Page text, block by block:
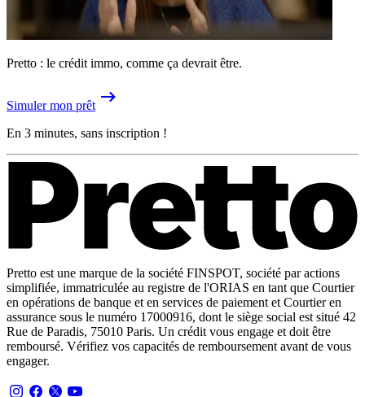
Pretto : le crédit immo, comme ça devrait être.
Simuler mon prêt
En 3 minutes, sans inscription !
Pretto est une marque de la société FINSPOT, société par actions
simplifiée, immatriculée au registre de l'ORIAS en tant que Courtier
en opérations de banque et en services de paiement et Courtier en
assurance sous le numéro 17000916, dont le siège social est situé 42
Rue de Paradis, 75010 Paris. Un crédit vous engage et doit être
remboursé. Vérifiez vos capacités de remboursement avant de vous
engager.